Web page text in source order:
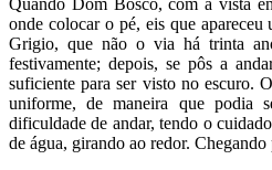
Quando Dom Bosco, com a vista
onde colocar o pé, eis que
Grigio, que não o via há trinta
festivamente; depois, se pôs a
suficiente para ser visto no escuro.
uniforme, de maneira que podia
dificuldade de andar, tendo o
de água, girando ao redor. Chegando